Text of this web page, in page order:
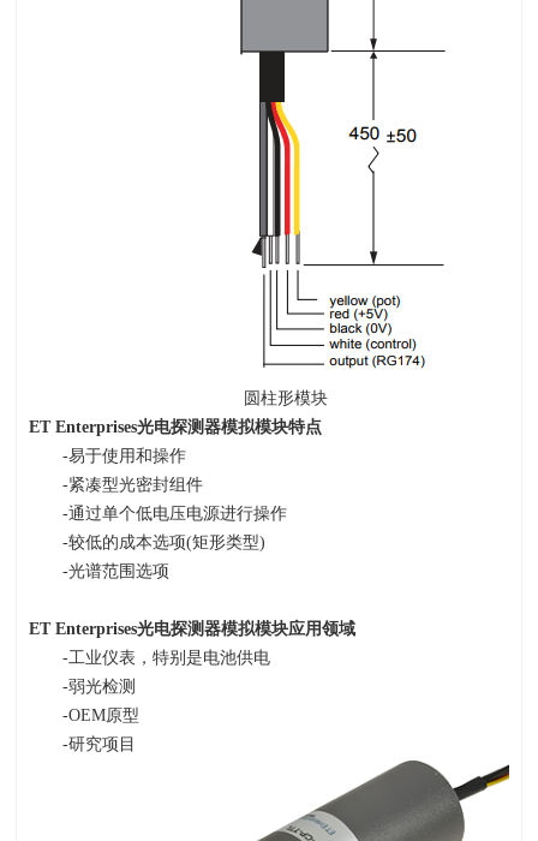
圆柱形模块
ET Enterprises光电探测器模拟模块特点
-易于使用和操作
-紧凑型光密封组件
-通过单个低电压电源进行操作
-较低的成本选项(矩形类型)
-光谱范围选项
ET Enterprises光电探测器模拟模块应用领域
-工业仪表，特别是电池供电
-弱光检测
-OEM原型
-研究项目